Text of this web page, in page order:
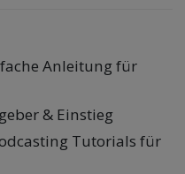
Anleitung für
& Einstieg
Tutorials für